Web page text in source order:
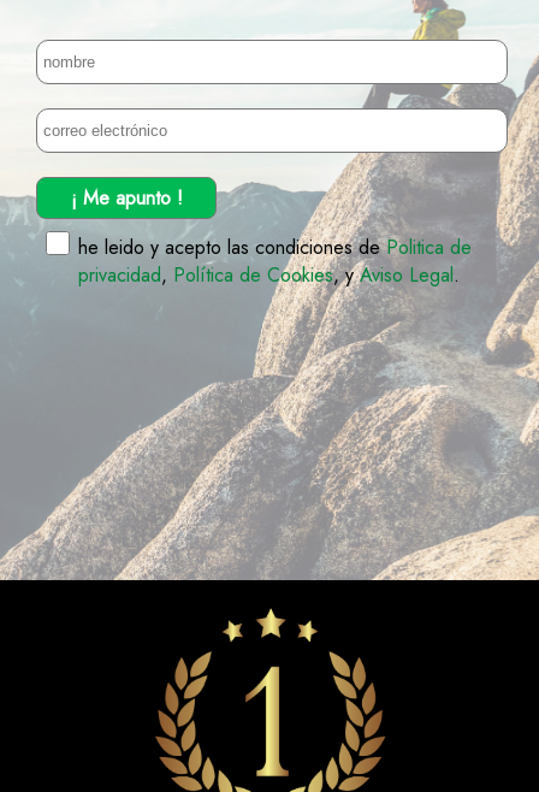
¡ Me apunto !
he leido y acepto las condiciones dePolitica de
privacidad, Política de Cookies, yAviso Legal.